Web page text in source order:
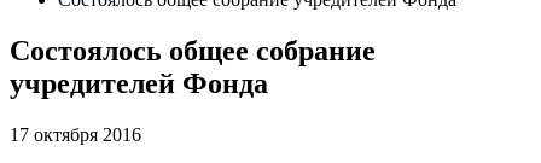
Состоялось общее собрание
учредителей Фонда
17 октября 2016